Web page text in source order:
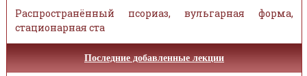
Распространённый псориаз, вульгарная форма,
стационарная ста
Последние добавленные лекции